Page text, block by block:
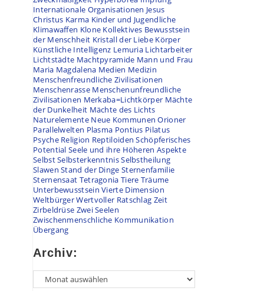
Internationale Organisationen Jesus
Christus Karma Kinder und Jugendliche
Klimawaffen Klone Kollektives Bewusstsein
der Menschheit Kristall der Liebe Körper
Künstliche Intelligenz Lemuria Lichtarbeiter
Lichtstädte Machtpyramide Mann und Frau
Maria Magdalena Medien Medizin
Menschenfreundliche Zivilisationen
Menschenrasse Menschenunfreundliche
Zivilisationen Merkaba=Lichtkörper Mächte
der Dunkelheit Mächte des Lichts
Naturelemente Neue Kommunen Orioner
Parallelwelten Plasma Pontius Pilatus
Psyche Religion Reptiloiden Schöpferisches
Potential Seele und ihre Höheren Aspekte
SelbstSelbsterkenntnisSelbstheilung
Slawen Stand der Dinge Sternenfamilie
Sternensaat Tetragonia Tiere Träume
Unterbewusstsein Vierte Dimension
WeltbürgerWertvoller Ratschlag Zeit
Zirbeldrüse Zwei Seelen
Zwischenmenschliche Kommunikation
Übergang
Archiv: